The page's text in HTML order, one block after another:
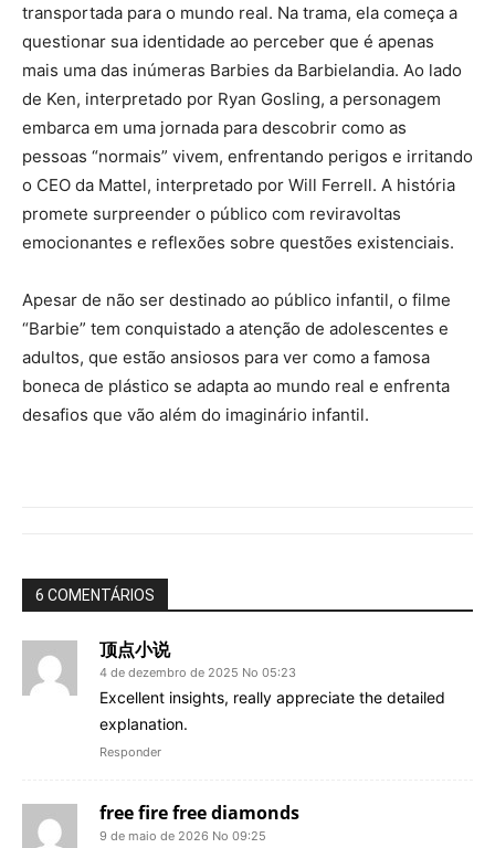
transportada para o mundo real. Na trama, ela começa a
questionar sua identidade ao perceber que é apenas
mais uma das inúmeras Barbies da Barbielandia. Ao lado
de Ken, interpretado por Ryan Gosling, a personagem
embarca em uma jornada para descobrir como as
pessoas “normais” vivem, enfrentando perigos e irritando
o CEO da Mattel, interpretado por Will Ferrell. A história
promete surpreender o público com reviravoltas
emocionantes e reflexões sobre questões existenciais.
Apesar de não ser destinado ao público infantil, o filme
“Barbie” tem conquistado a atenção de adolescentes e
adultos, que estão ansiosos para ver como a famosa
boneca de plástico se adapta ao mundo real e enfrenta
desafios que vão além do imaginário infantil.
6 COMENTÁRIOS
顶点小说
4 de dezembro de 2025 No 05:23
Excellent insights, really appreciate the detailed
explanation.
Responder
free fire free diamonds
9 de maio de 2026 No 09:25